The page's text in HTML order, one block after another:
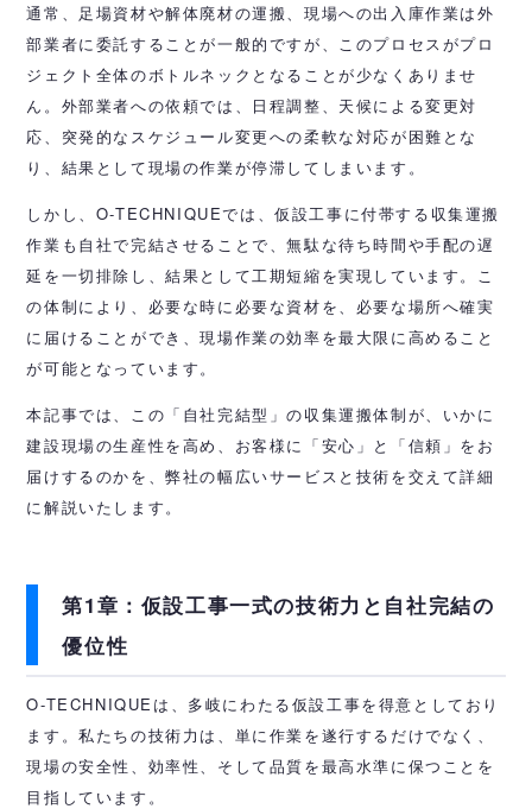
通常、足場資材や解体廃材の運搬、現場への出入庫作業は外
部業者に委託することが一般的ですが、このプロセスがプロ
ジェクト全体のボトルネックとなることが少なくありませ
ん。外部業者への依頼では、日程調整、天候による変更対
応、突発的なスケジュール変更への柔軟な対応が困難とな
り、結果として現場の作業が停滞してしまいます。
しかし、O-TECHNIQUEでは、仮設工事に付帯する収集運搬
作業も自社で完結させることで、無駄な待ち時間や手配の遅
延を一切排除し、結果として工期短縮を実現しています。こ
の体制により、必要な時に必要な資材を、必要な場所へ確実
に届けることができ、現場作業の効率を最大限に高めること
が可能となっています。
本記事では、この「自社完結型」の収集運搬体制が、いかに
建設現場の生産性を高め、お客様に「安心」と「信頼」をお
届けするのかを、弊社の幅広いサービスと技術を交えて詳細
に解説いたします。
第1章：仮設工事一式の技術力と自社完結の
優位性
O-TECHNIQUEは、多岐にわたる仮設工事を得意としており
ます。私たちの技術力は、単に作業を遂行するだけでなく、
現場の安全性、効率性、そして品質を最高水準に保つことを
目指しています。